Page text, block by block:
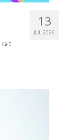
13
JUL 2026
0